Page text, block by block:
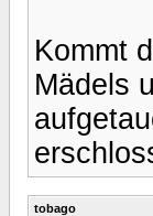
Kommt
Mädels
tobago